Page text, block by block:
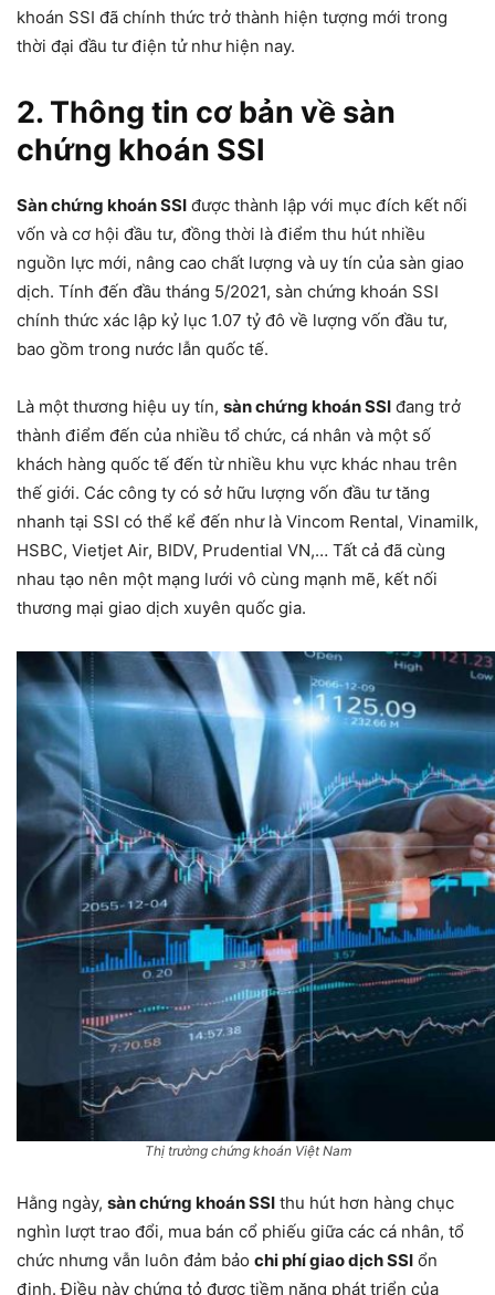
khoán SSI đã chính thức trở thành hiện tượng mới trong
thời đại đầu tư điện tử như hiện nay.
2. Thông tin cơ bản về sàn
chứng khoán SSI
Sàn chứng khoán SSI được thành lập với mục đích kết nối
vốn và cơ hội đầu tư, đồng thời là điểm thu hút nhiều
nguồn lực mới, nâng cao chất lượng và uy tín của sàn giao
dịch. Tính đến đầu tháng 5/2021, sàn chứng khoán SSI
chính thức xác lập kỷ lục 1.07 tỷ đô về lượng vốn đầu tư,
bao gồm trong nước lẫn quốc tế.
Là một thương hiệu uy tín, sàn chứng khoán SSI đang trở
thành điểm đến của nhiều tổ chức, cá nhân và một số
khách hàng quốc tế đến từ nhiều khu vực khác nhau trên
thế giới. Các công ty có sở hữu lượng vốn đầu tư tăng
nhanh tại SSI có thể kể đến như là Vincom Rental, Vinamilk,
HSBC, Vietjet Air, BIDV, Prudential VN,… Tất cả đã cùng
nhau tạo nên một mạng lưới vô cùng mạnh mẽ, kết nối
thương mại giao dịch xuyên quốc gia.
Thị trường chứng khoán Việt Nam
Hằng ngày, sàn chứng khoán SSI thu hút hơn hàng chục
nghìn lượt trao đổi, mua bán cổ phiếu giữa các cá nhân, tổ
chức nhưng vẫn luôn đảm bảo chi phí giao dịch SSI ổn
định. Điều này chứng tỏ được tiềm năng phát triển của